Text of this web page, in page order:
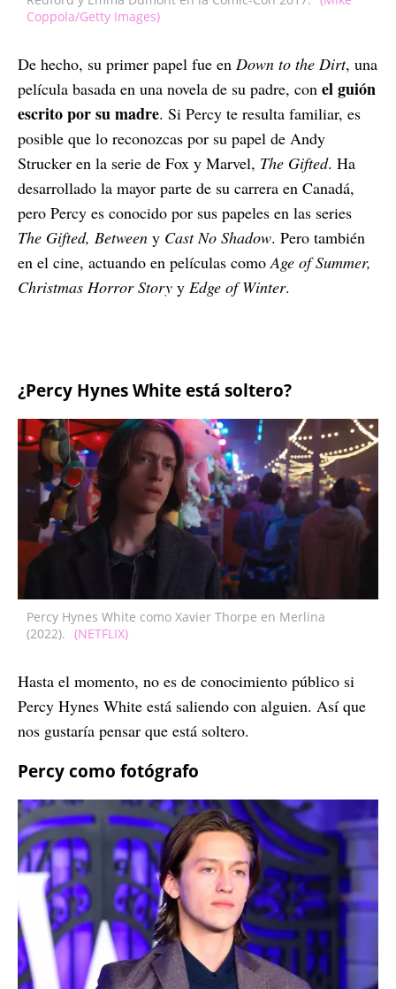
Coppola/Getty Images)
De hecho, su primer papel fue en Down to the Dirt, una
película basada en una novela de su padre, con el guión
escrito por su madre. Si Percy te resulta familiar, es
posible que lo reconozcas por su papel de Andy
Strucker en la serie de Fox y Marvel, The Gifted. Ha
desarrollado la mayor parte de su carrera en Canadá,
pero Percy es conocido por sus papeles en las series
The Gifted, Between y Cast No Shadow. Pero también
en el cine, actuando en películas comoAge of Summer,
Christmas Horror Story y Edge of Winter.
¿Percy Hynes White está soltero?
Percy Hynes White como Xavier Thorpe en Merlina
(2022). (NETFLIX)
Hasta el momento, no es de conocimiento público si
Percy Hynes White está saliendo con alguien. Así que
nos gustaría pensar que está soltero.
Percy como fotógrafo